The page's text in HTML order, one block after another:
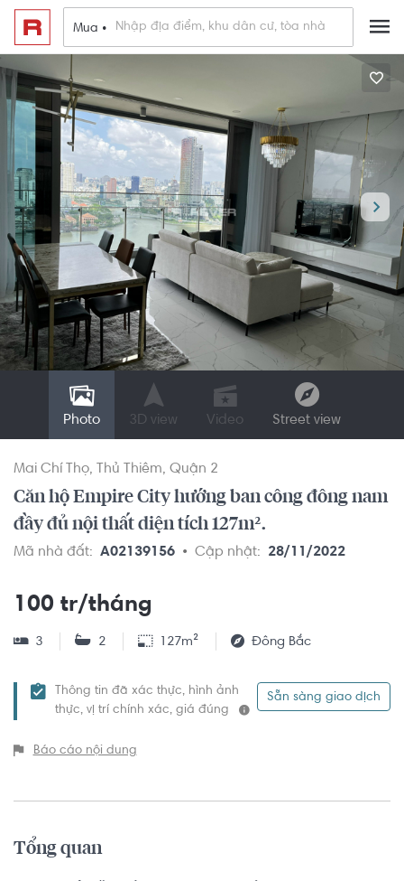
Mua •
Photo 3D view Video Street view
Mai Chí Thọ Thủ Thiêm Quận 2
Căn hộ Empire City hướng ban công đông nam
đầy đủ nội thất diện tích 127m².
Mã nhà đất: A02139156 Cập nhật: 28/11/2022
100 tr/tháng
3 2 127m² Đông Bắc
Thông tin đã xác thực, hình ảnh
thực, vị trí chính xác, giá đúng
Sẵn sàng giao dịch
Báo cáo nội dung
Tổng quan